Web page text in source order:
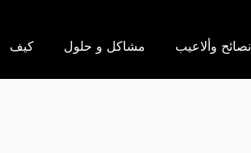
نصائح وألاعيب مشاكل و حلول كيف